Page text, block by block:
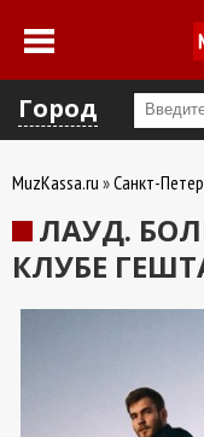
Город
MuzKassa.ru Санкт-
ЛАУД.
КЛУБЕ